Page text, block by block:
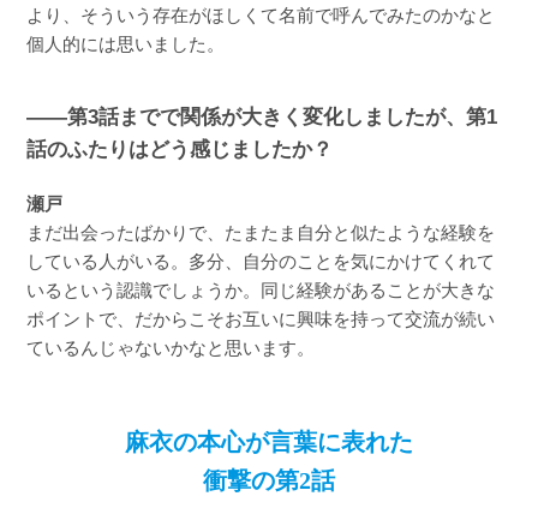
より、そういう存在がほしくて名前で呼んでみたのかなと
個人的には思いました。
――第3話までで関係が大きく変化しましたが、第1
話のふたりはどう感じましたか？
瀬戸
まだ出会ったばかりで、たまたま自分と似たような経験を
している人がいる。多分、自分のことを気にかけてくれて
いるという認識でしょうか。同じ経験があることが大きな
ポイントで、だからこそお互いに興味を持って交流が続い
ているんじゃないかなと思います。
麻衣の本心が言葉に表れた
衝撃の第2話